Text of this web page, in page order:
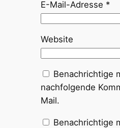
E-Mail-Adresse *
Website
Benachrichtige
nachfolgende
Mail.
Benachrichtige